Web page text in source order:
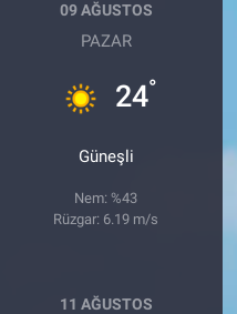
09 AĞUSTOS
PAZAR
24°
Güneşli
Nem: %43
Rüzgar: 6.19 m/s
11 AĞUSTOS